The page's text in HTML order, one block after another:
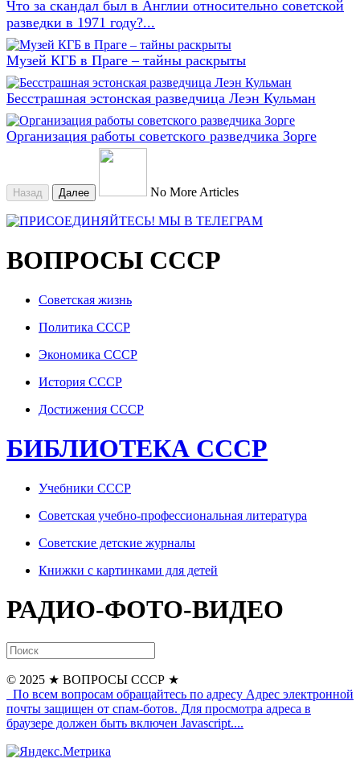
Что за скандал был в Англии относительно советской
разведки в 1971 году?...
Музей КГБ в Праге – тайны раскрыты
Бесстрашная эстонская разведчица Леэн Кульман
Организация работы советского разведчика Зорге
Назад Далее No More Articles
ВОПРОСЫ СССР
Советская жизнь
Политика СССР
Экономика СССР
История СССР
Достижения СССР
БИБЛИОТЕКА СССР
Учебники СССР
Советская учебно-профессиональная литература
Советские детские журналы
Книжки с картинками для детей
РАДИО-ФОТО-ВИДЕО
© 2025 ★ ВОПРОСЫ СССР ★
По всем вопросам обращайтесь по адресу Адрес электронной
почты защищен от спам-ботов. Для просмотра адреса в
браузере должен быть включен Javascript....